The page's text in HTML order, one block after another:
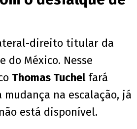
direito titular da
do México. Nesse
Thomas Tuchelfará
mudança na escalação, já
está disponível.